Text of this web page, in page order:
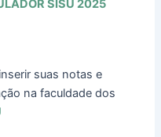
SISU 2025
suas notas e
na faculdade dos